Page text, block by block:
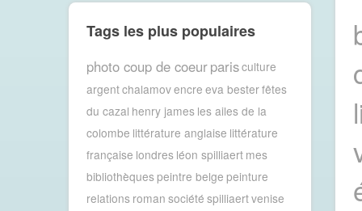
Tags les plus populaires
photo coup de coeurparisculture
argentchalamovencre eva besterfêtes
du cazal henry james les ailes de la
colombe littérature anglaise littérature
française londres léon spilliaert mes
bibliothèquespeintre belge peinture
relations roman société spilliaertvenise